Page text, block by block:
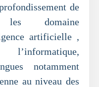
de
les domaine
artificielle ,
notamment
au niveau des